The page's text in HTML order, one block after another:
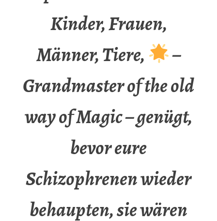
Kinder, Frauen,
Männer, Tiere,
–
Grandmaster of the old
way of Magic – genügt,
bevor eure
Schizophrenen wieder
behaupten, sie wären